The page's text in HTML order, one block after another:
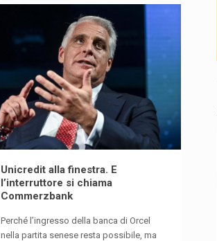
Unicredit alla finestra. E
l’interruttore si chiama
Commerzbank
Perché l’ingresso della banca di Orcel
nella partita senese resta possibile, ma